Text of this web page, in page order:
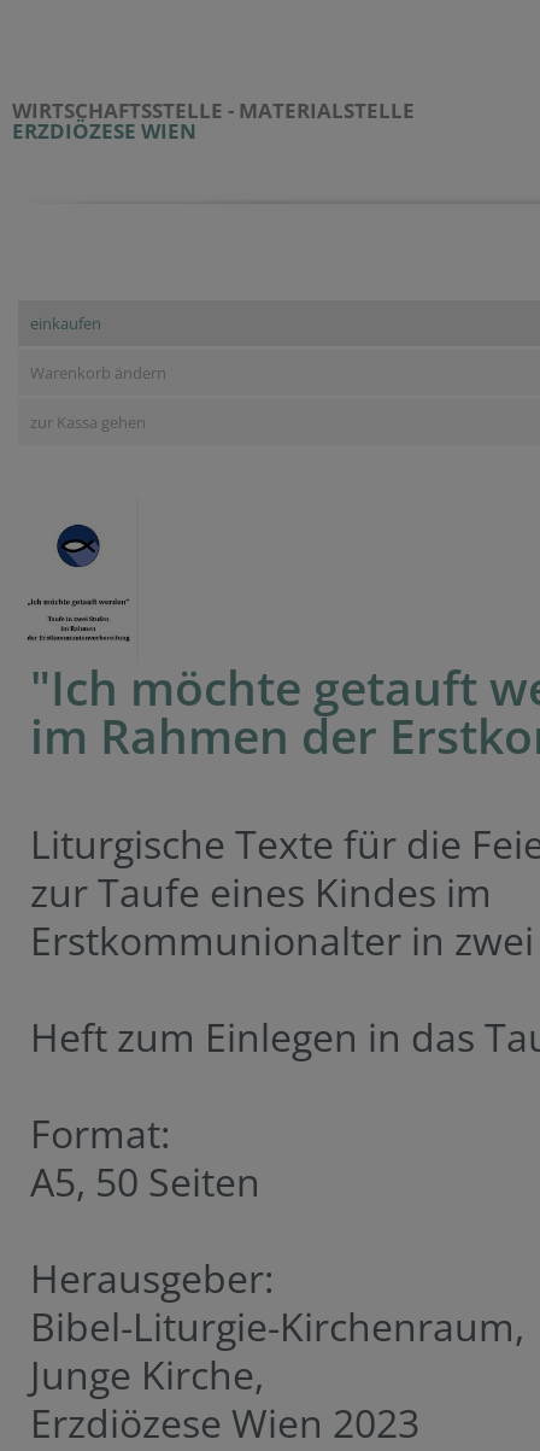
WIRTSCHAFTSSTELLE - MATERIALSTELLE
ERZDIÖZESE WIEN
einkaufen
Warenkorb ändern
zur Kassa gehen
"Ich möchte getauft
im Rahmen der
Liturgische Texte für die
zur Taufe eines Kindes im
Erstkommunionalter in
Heft zum Einlegen in das
Format:
A5, 50 Seiten
Herausgeber:
Bibel-Liturgie-Kirchenraum,
Junge Kirche,
Erzdiözese Wien 2023